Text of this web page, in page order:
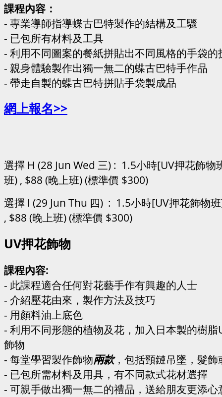
課程內容：
- 專業導師指導蝶古巴特製作的結構及工驟
- 已包所有材料及工具
- 利用不同圖案的餐紙拼貼出不同風格的手袋的
- 親身體驗製作出獨一無二的蝶古巴特手作品
- 帶走自製的蝶古巴特拼貼手袋製成品
網上報名>>
選擇 H (28 Jun Wed 三) : 1.5小時[UV押花飾物
班) , $88 (晚上班) (標準價 $300)
選擇 I (29 Jun Thu 四) : 1.5小時[UV押花飾物
, $88 (晚上班) (標準價 $300)
UV押花飾物
課程內容:
- 此課程適合任何對花藝手作有興趣的人士
- 介紹壓花由來，製作方法及技巧
- 用顏料油上底色
- 利用不同形態的植物及花，加入日本製的樹脂
飾物
- 每堂學習製作飾物兩款，包括頸鏈吊墜，髮飾
- 已包所需材料及用具，有不同款式花材選擇
- 可親手做出獨一無二的禮品，送給朋友更添心